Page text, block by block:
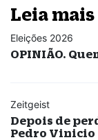
Leia mais
Eleições 2026
OPINIÃO.
Zeitgeist
Depois de
Pedro Vinicio